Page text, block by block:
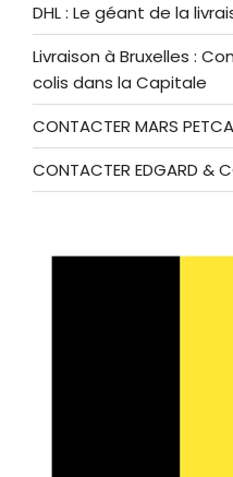
DHL : Le géant de la
Livraison à Bruxelles :
colis dans la Capitale
CONTACTER MARS
CONTACTER EDGARD &